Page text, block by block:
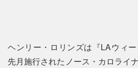
ヘンリー・ロリンズは『LAウィー
先月施行されたノース・カロライ